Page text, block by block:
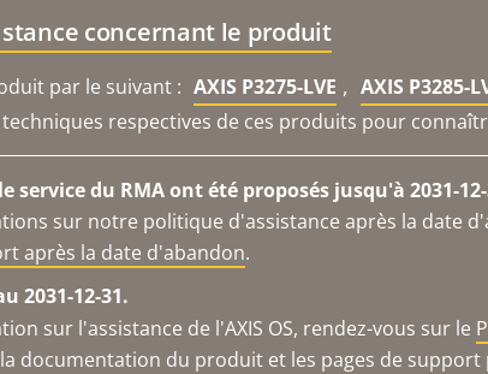
concernant le produit
par le suivant : AXIS P3275-LVE , AXIS P3285-
respectives de ces produits pour
service du RMA ont été proposés jusqu'à 2031-
sur notre politique d'assistance après la date
après la date d'abandon.
2031-12-31.
sur l'assistance de l'AXIS OS, rendez-vous sur le
documentation du produit et les pages de